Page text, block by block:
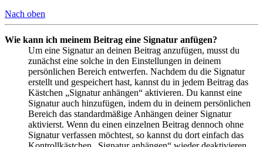
Nach oben
Wie kann ich meinem Beitrag eine Signatur anfügen?
Um eine Signatur an deinen Beitrag anzufügen, musst du
zunächst eine solche in den Einstellungen in deinem
persönlichen Bereich entwerfen. Nachdem du die Signatur
erstellt und gespeichert hast, kannst du in jedem Beitrag das
Kästchen „Signatur anhängen“ aktivieren. Du kannst eine
Signatur auch hinzufügen, indem du in deinem persönlichen
Bereich das standardmäßige Anhängen deiner Signatur
aktivierst. Wenn du einen einzelnen Beitrag dennoch ohne
Signatur verfassen möchtest, so kannst du dort einfach das